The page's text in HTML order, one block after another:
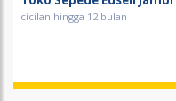
cicilan hingga 12 bulan